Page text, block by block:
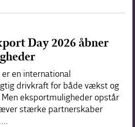
Day 2026 åbner
en international
drivkraft for både vækst og
eksportmuligheder opstår
stærke partnerskaber